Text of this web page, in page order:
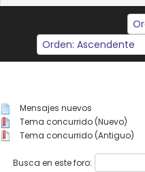
Mensajes nuevos
Tema concurrido (Nuevo)
Tema concurrido (Antiguo)
Busca en este foro: